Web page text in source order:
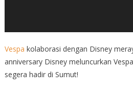
Vespa kolaborasi dengan Disney
anniversary Disney meluncurkan
segera hadir di Sumut!